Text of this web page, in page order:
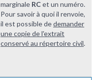
marginale RCet un numéro.
Pour savoir à quoi il renvoie,
il est possible dedemander
une copie de l'extrait
conservé au répertoire civil.